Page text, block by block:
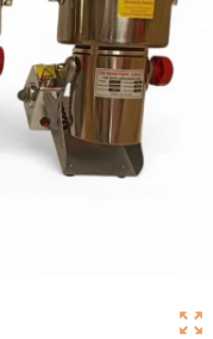
zoom_out_map